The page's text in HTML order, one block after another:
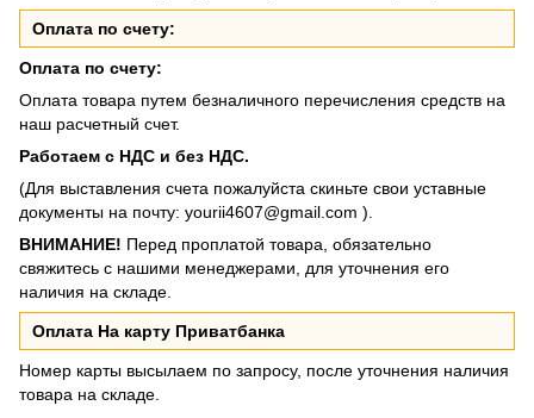
Оплата по счету:
Оплата по счету:
Оплата товара путем безналичного перечисления средств на
наш расчетный счет.
Работаем с НДС и без НДС.
(Для выставления счета пожалуйста скиньте свои уставные
документы на почту: yourii4607@gmail.com ).
ВНИМАНИЕ! Перед проплатой товара, обязательно
свяжитесь с нашими менеджерами, для уточнения его
наличия на складе.
Оплата На карту Приватбанка
Номер карты высылаем по запросу, после уточнения наличия
товара на складе.